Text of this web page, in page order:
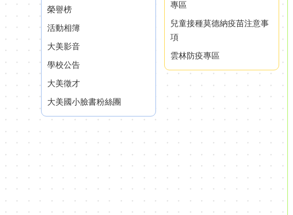
榮譽榜
活動相簿
大美影音
學校公告
大美徵才
大美國小臉書粉絲團
專區
兒童接種莫德納疫苗注意事
項
雲林防疫專區